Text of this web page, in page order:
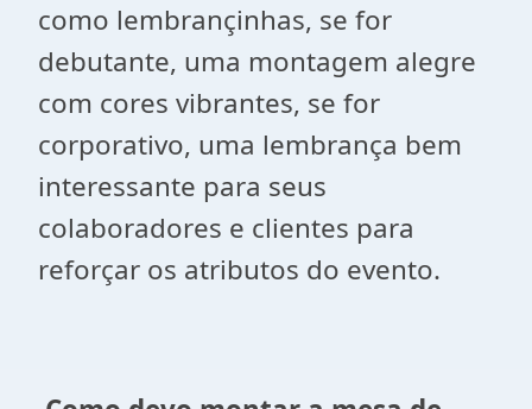
como lembrançinhas, se for
debutante, uma montagem alegre
com cores vibrantes, se for
corporativo, uma lembrança bem
interessante para seus
colaboradores e clientes para
reforçar os atributos do evento.